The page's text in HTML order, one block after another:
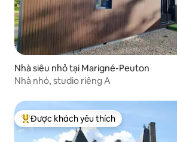
Nhà siêu nhỏ tại Marigné-Peuton
Nhà nhỏ, studio riêng A
Được khách yêu thích nhất
Được khách yêu thích